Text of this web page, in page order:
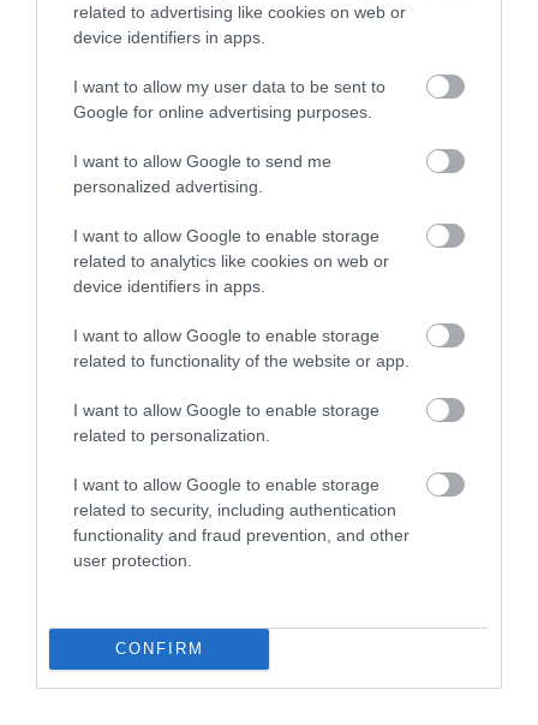
related to advertising like cookies on web or
device identifiers in apps.
I want to allow my user data to be sent to
Google for online advertising purposes.
I want to allow Google to send me
personalized advertising.
I want to allow Google to enable storage
related to analytics like cookies on web or
device identifiers in apps.
I want to allow Google to enable storage
related to functionality of the website or app.
I want to allow Google to enable storage
related to personalization.
I want to allow Google to enable storage
related to security, including authentication
functionality and fraud prevention, and other
user protection.
CONFIRM
TÖBB MINT EGY HÓNAP IS LEHET, MIRE
TELJESEN ÚJRAINDUL A P...
2026. augusztus 07
TANULJ NÉMETÜL OTTHONRÓL: A
DIGITÁLIS TANULÁS ELŐNYEI
2026. augusztus 07
LEÁLLÍTOTT SZOLGÁLTATÁSOK AZ EGRI...
2026. augusztus 07|Eger ügye
TÍZ ÉVE NEM VOLT ILYEN ALACSONY AZ
INFLÁCIÓ MAGYARORSZÁGON
2026. augusztus 07|Mindenki ügye
MINDHÁROM ÜTEMBEN DOLGOZNAK A 25-